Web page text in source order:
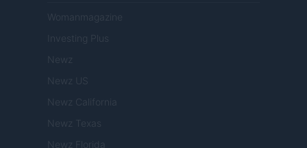
Womanmagazine
Investing Plus
Newz
Newz US
Newz California
Newz Texas
Newz Florida